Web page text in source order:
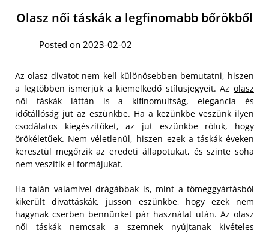
Olasz női táskák a legfinomabb bőrökből
Posted on 2023-02-02
Az olasz divatot nem kell különösebben bemutatni, hiszen
a legtöbben ismerjük a kiemelkedő stílusjegyeit. Az olasz
női táskák láttán is a kifinomultság, elegancia és
időtállóság jut az eszünkbe. Ha a kezünkbe veszünk ilyen
csodálatos kiegészítőket, az jut eszünkbe róluk, hogy
örökéletűek. Nem véletlenül, hiszen ezek a táskák éveken
keresztül megőrzik az eredeti állapotukat, és szinte soha
nem veszítik el formájukat.
Ha talán valamivel drágábbak is, mint a tömeggyártásból
kikerült divattáskák, jusson eszünkbe, hogy ezek nem
hagynak cserben bennünket pár használat után. Az olasz
női táskák nemcsak a szemnek nyújtanak kivételes